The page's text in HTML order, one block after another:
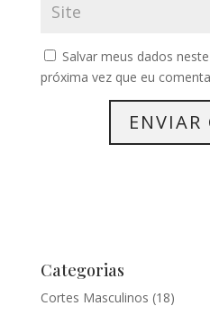
Salvar meus dados
próxima vez que eu
Categorias
Cortes Masculinos (18)